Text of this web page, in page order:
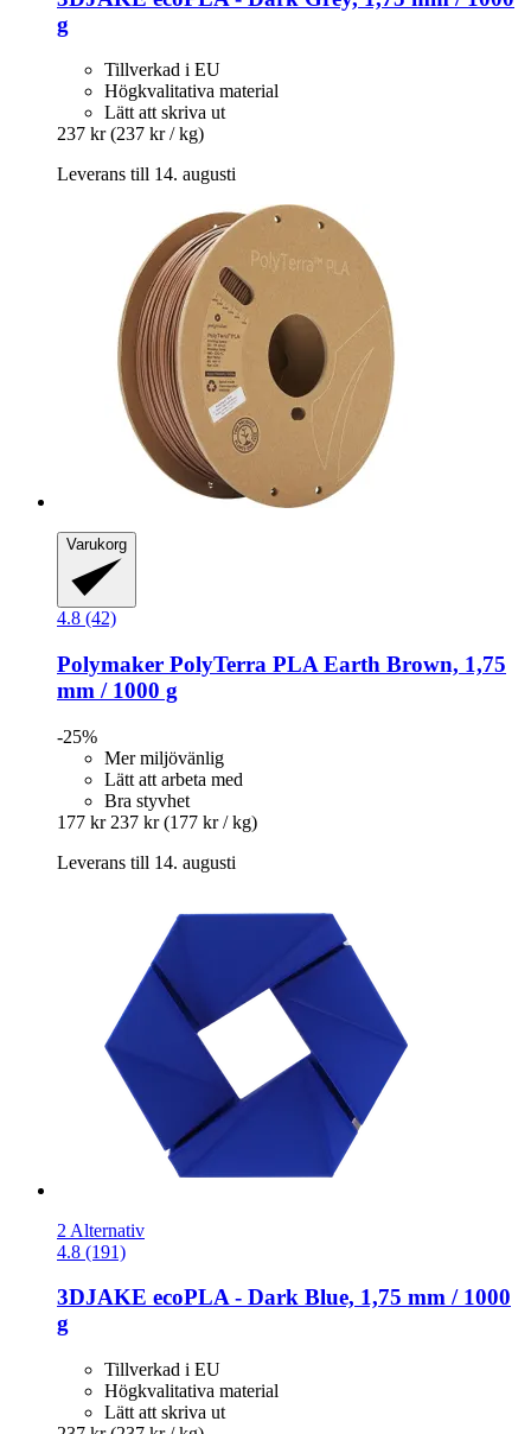
g
Tillverkad i EU
Högkvalitativa material
Lätt att skriva ut
237 kr (237 kr / kg)
Leverans till 14. augusti
Varukorg
4.8 (42)
Polymaker PolyTerra PLA Earth Brown, 1,75
mm / 1000 g
-25%
Mer miljövänlig
Lätt att arbeta med
Bra styvhet
177 kr 237 kr (177 kr / kg)
Leverans till 14. augusti
2 Alternativ
4.8 (191)
3DJAKE ecoPLA -​ Dark Blue, 1,75 mm / 1000
g
Tillverkad i EU
Högkvalitativa material
Lätt att skriva ut